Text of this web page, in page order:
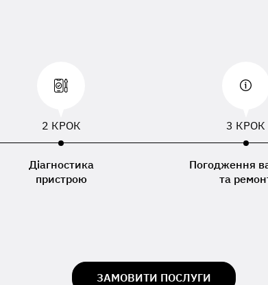
2 КРОК
Діагностика
пристрою
3 КРОК
Погодження
та
ЗАМОВИТИ ПОСЛУГИ